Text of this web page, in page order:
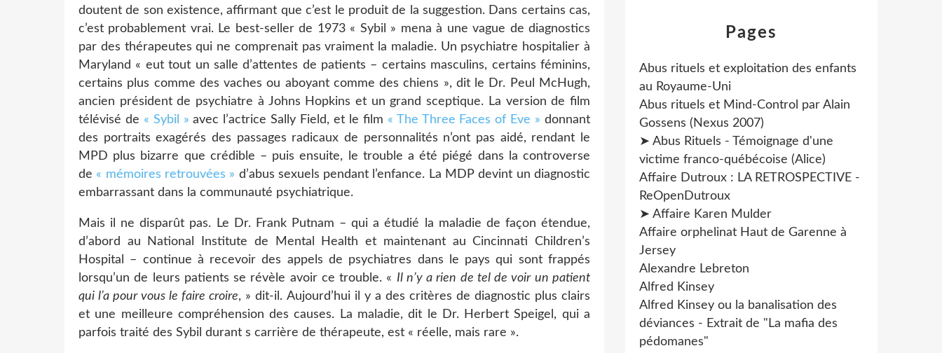
doutent de son existence, affirmant que c’est le produit de la suggestion. Dans certains cas,
c’est probablement vrai. Le best-seller de 1973 « Sybil » mena à une vague de diagnostics
par des thérapeutes qui ne comprenait pas vraiment la maladie. Un psychiatre hospitalier à
Maryland « eut tout un salle d’attentes de patients – certains masculins, certains féminins,
certains plus comme des vaches ou aboyant comme des chiens », dit le Dr. Peul McHugh,
ancien président de psychiatre à Johns Hopkins et un grand sceptique. La version de film
télévisé de « Sybil » avec l’actrice Sally Field, et le film « The Three Faces of Eve » donnant
des portraits exagérés des passages radicaux de personnalités n’ont pas aidé, rendant le
MPD plus bizarre que crédible – puis ensuite, le trouble a été piégé dans la controverse
de « mémoires retrouvées » d’abus sexuels pendant l’enfance. La MDP devint un diagnostic
embarrassant dans la communauté psychiatrique.
Mais il ne disparût pas. Le Dr. Frank Putnam – qui a étudié la maladie de façon étendue,
d’abord au National Institute de Mental Health et maintenant au Cincinnati Children’s
Hospital – continue à recevoir des appels de psychiatres dans le pays qui sont frappés
lorsqu’un de leurs patients se révèle avoir ce trouble. « Il n’y a rien de tel de voir un patient
qui l’a pour vous le faire croire, » dit-il. Aujourd’hui il y a des critères de diagnostic plus clairs
et une meilleure compréhension des causes. La maladie, dit le Dr. Herbert Speigel, qui a
parfois traité des Sybil durant s carrière de thérapeute, est « réelle, mais rare ».
Pages
Abus rituels et exploitation des enfants
au Royaume-Uni
Abus rituels et Mind-Control par Alain
Gossens (Nexus 2007)
➤ Abus Rituels - Témoignage d'une
victime franco-québécoise (Alice)
Affaire Dutroux : LA RETROSPECTIVE -
ReOpenDutroux
➤ Affaire Karen Mulder
Affaire orphelinat Haut de Garenne à
Jersey
Alexandre Lebreton
Alfred Kinsey
Alfred Kinsey ou la banalisation des
déviances - Extrait de "La mafia des
pédomanes"